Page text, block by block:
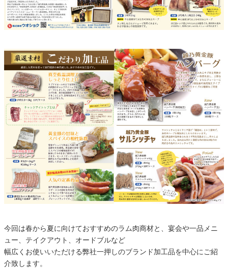
今回は春から夏に向けておすすめのラム肉商材と、宴会や一品メニ
ュー、テイクアウト、オードブルなど
幅広くお使いいただける弊社一押しのブランド加工品を中心にご紹
介致します。